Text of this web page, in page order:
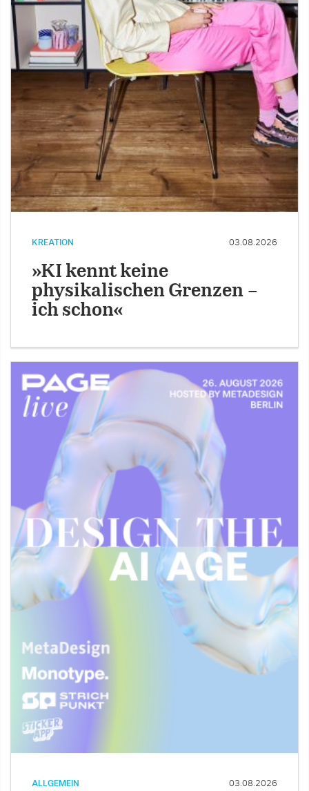
KREATION 03.08.2026
»KI kennt keine
physikalischen Grenzen –
ich schon«
ALLGEMEIN 03.08.2026